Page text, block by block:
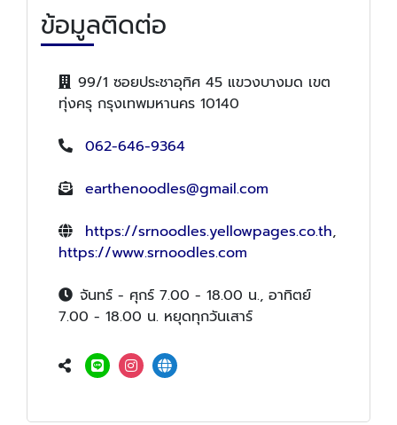
ข้อมูลติดต่อ
99/1 ซอยประชาอุทิศ 45 แขวงบางมด เขต
ทุ่งครุ กรุงเทพมหานคร 10140
062-646-9364
earthenoodles@gmail.com
https://srnoodles.yellowpages.co.th,
https://www.srnoodles.com
จันทร์ - ศุกร์ 7.00 - 18.00 น., อาทิตย์
7.00 - 18.00 น. หยุดทุกวันเสาร์